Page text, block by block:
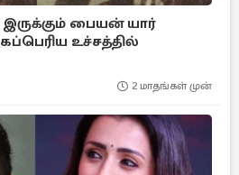
பையன் யார்
உச்சத்தில்
2 மாதங்கள் முன்